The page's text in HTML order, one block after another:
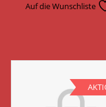
Auf die Wunschliste